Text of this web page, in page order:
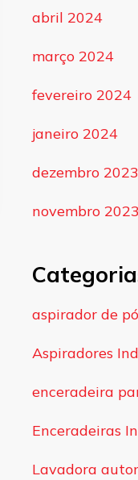
abril 2024
março 2024
fevereiro 2024
janeiro 2024
dezembro 2023
novembro 2023
aspirador de
Aspiradores
enceradeira
Enceradeiras
Lavadora